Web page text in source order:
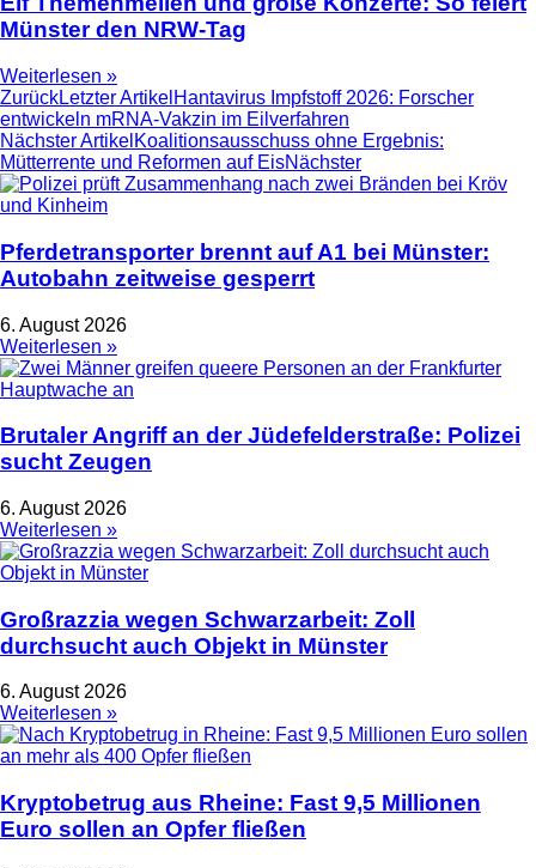
Münster den NRW-Tag
Weiterlesen »
ZurückLetzter Artikel Hantavirus Impfstoff 2026: Forscher
entwickeln mRNA-Vakzin im Eilverfahren
Nächster Artikel Koalitionsausschuss ohne Ergebnis:
Mütterrente und Reformen auf EisNächster
Pferdetransporter brennt auf A1 bei Münster:
Autobahn zeitweise gesperrt
6. August 2026
Weiterlesen »
Brutaler Angriff an der Jüdefelderstraße: Polizei
sucht Zeugen
6. August 2026
Weiterlesen »
Großrazzia wegen Schwarzarbeit: Zoll
durchsucht auch Objekt in Münster
6. August 2026
Weiterlesen »
Kryptobetrug aus Rheine: Fast 9,5 Millionen
Euro sollen an Opfer fließen